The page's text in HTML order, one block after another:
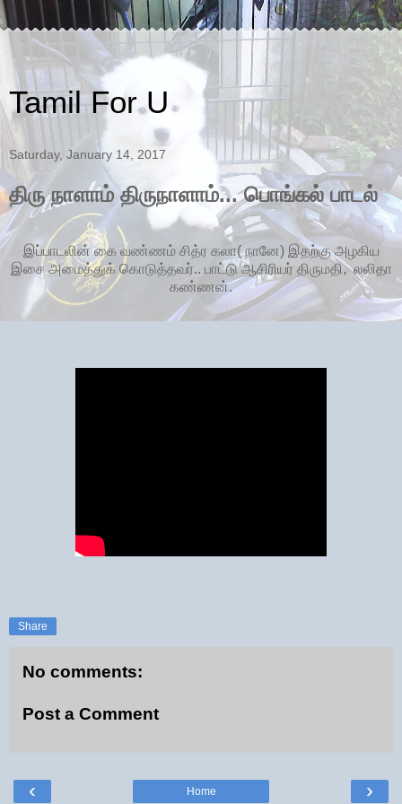
Tamil For U
Saturday, January 14, 2017
திரு நாளாம் திருநாளாம்... பொங்கல் பாடல்
இப்பாடலின் கை வண்ணம் சித்ர கலா( நானே) இதற்கு அழகிய
இசை அமைத்துக் கொடுத்தவர்.. பாட்டு ஆசிரியர் திருமதி, லலிதா
கண்ணன்.
Share
No comments:
Post a Comment
‹ ›
Home